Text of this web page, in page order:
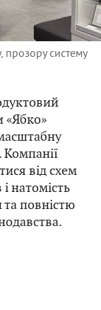
систему
«Ябко»
Компанії
від схем
натомість
повністю